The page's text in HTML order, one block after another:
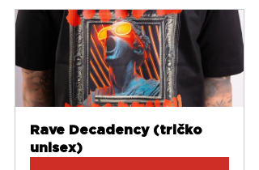
Rave Decadency (tričko
unisex)